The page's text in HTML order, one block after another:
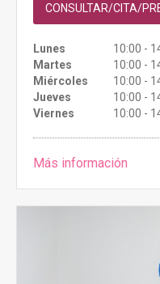
CONSULTAR/CITA/
Lunes
10:00 -
Martes
10:00 -
Miércoles
10:00 -
Jueves
10:00 -
Viernes
10:00 -
Más información